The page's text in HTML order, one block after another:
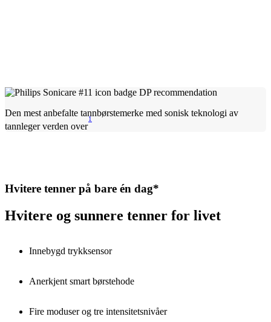
Den mest anbefalte tannbørstemerke med sonisk teknologi av
tannleger verden over
1
Hvitere tenner på bare én dag*
Hvitere og sunnere tenner for livet
Innebygd trykksensor
Anerkjent smart børstehode
Fire moduser og tre intensitetsnivåer